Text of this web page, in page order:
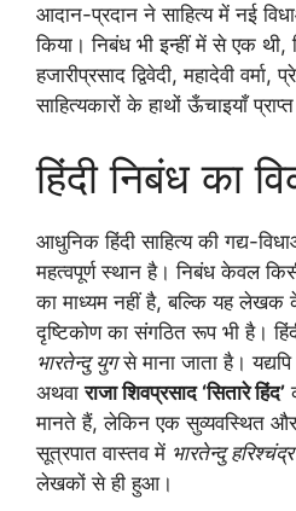
आदान-प्रदान ने साहित्य में नई
किया। निबंध भी इन्हीं में से एक
हजारीप्रसाद द्विवेदी, महादेवी
साहित्यकारों के हाथों ऊँचाइयाँ
हिंदी निबंध का
आधुनिक हिंदी साहित्य की गद्य-
महत्वपूर्ण स्थान है। निबंध केवल
का माध्यम नहीं है, बल्कि यह
दृष्टिकोण का संगठित रूप भी है।
भारतेन्दु युगसे माना जाता है।
अथवाराजा शिवप्रसाद ‘सितारे हिंद’
मानते हैं, लेकिन एक सुव्यवस्थित और
सूत्रपात वास्तव में भारतेन्दु हरिश्चंद्र
लेखकों से ही हुआ।